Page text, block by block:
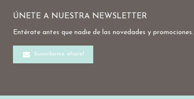
ÚNETE A NUESTRA NEWSLETTER
Entérate antes que nadie de las novedades y promociones.
Suscribirme ahora!